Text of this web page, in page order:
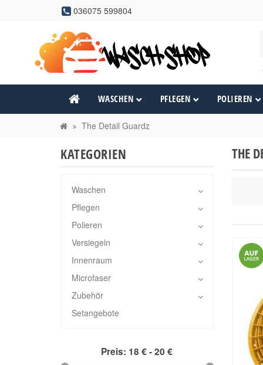
036075 599804
WASCHEN PFLEGEN POLIEREN
The Detail Guardz
THE
KATEGORIEN
Waschen
Pflegen
Polieren
Versiegeln
Innenraum
Microfaser
Zubehör
Setangebote
Preis: 18 €-20 €